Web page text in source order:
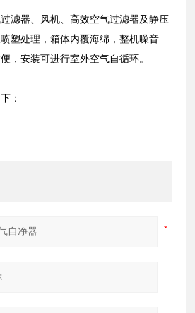
滤器、风机、高效空气过滤器及静压
塑处理，箱体内覆海绵，整机噪音
，安装可进行室外空气自循环。
：